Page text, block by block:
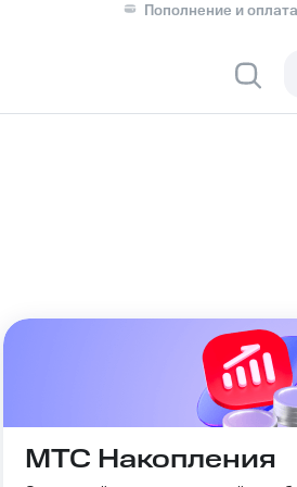
Пополнение и оплата
Личные кабинеты
Мобильная связь
Сервисы и подписки
Приложения от МТС
МТС
МТС Накопления